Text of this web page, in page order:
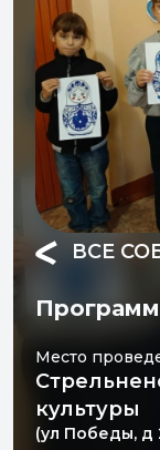
ВСЕ
Место
культуры
(ул Победы, д